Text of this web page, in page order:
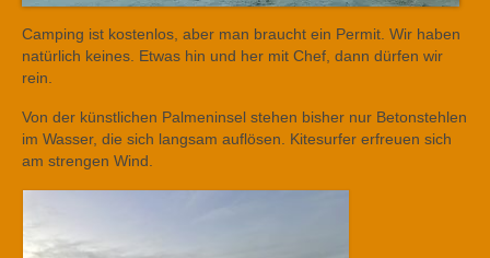
Camping ist kostenlos, aber man braucht ein Permit. Wir haben
natürlich keines. Etwas hin und her mit Chef, dann dürfen wir
rein.
Von der künstlichen Palmeninsel stehen bisher nur Betonstehlen
im Wasser, die sich langsam auflösen. Kitesurfer erfreuen sich
am strengen Wind.